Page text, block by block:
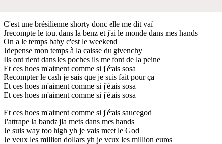
C'est une brésilienne shorty donc elle me dit vaï
Jrecompte le tout dans la benz et j'ai le monde dans mes hands
On a le temps baby c'est le weekend
Jdepense mon temps à la caisse du givenchy
Ils ont rient dans les poches ils me font de la peine
Et ces hoes m'aiment comme si j'étais sosa
Recompter le cash je sais que je suis fait pour ça
Et ces hoes m'aiment comme si j'étais sosa
Et ces hoes m'aiment comme si j'étais sosa
Et ces hoes m'aiment comme si j'étais saucegod
J'attrape la bandz jla mets dans mes hands
Je suis way too high yh je vais meet le God
Je veux les million dollars yh je veux les million euros